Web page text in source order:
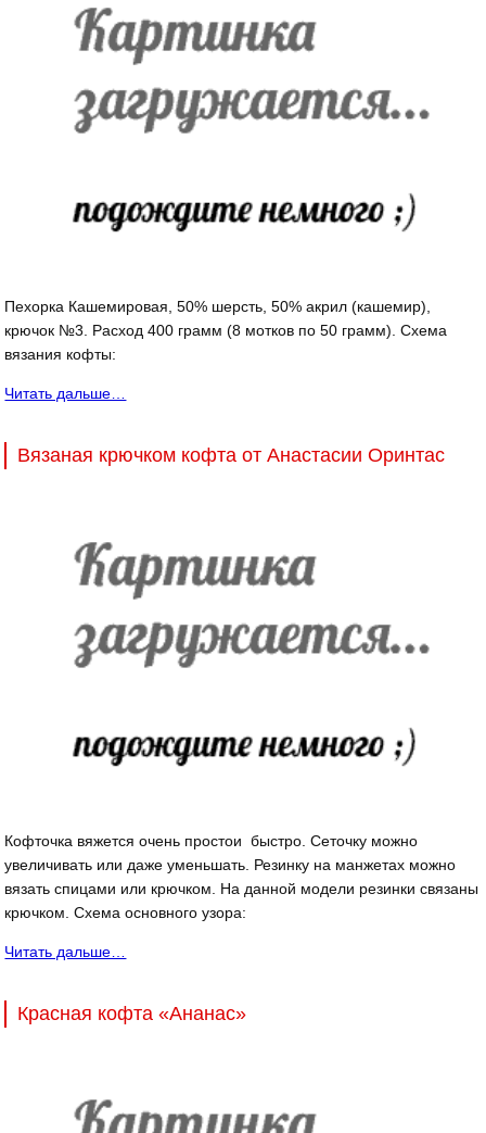
Пехорка Кашемировая, 50% шерсть, 50% акрил (кашемир),
крючок №3. Расход 400 грамм (8 мотков по 50 грамм). Схема
вязания кофты:
Читать дальше…
Вязаная крючком кофта от Анастасии Оринтас
Кофточка вяжется очень простои быстро. Сеточку можно
увеличивать или даже уменьшать. Резинку на манжетах можно
вязать спицами или крючком. На данной модели резинки связаны
крючком. Схема основного узора:
Читать дальше…
Красная кофта «Ананас»